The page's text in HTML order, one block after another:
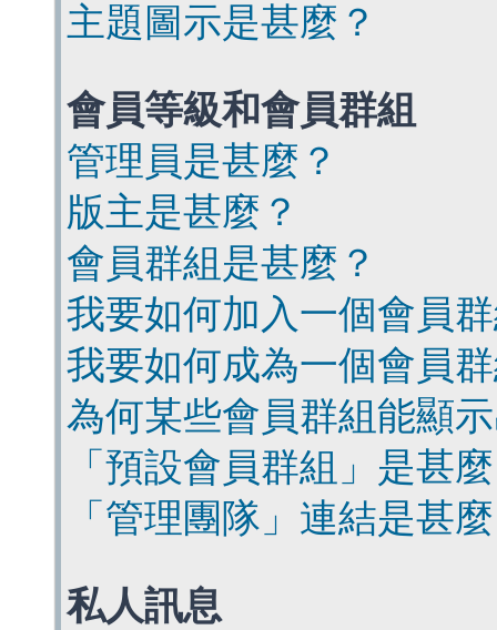
主題圖示是甚麼？
會員等級和會員群組
管理員是甚麼？
版主是甚麼？
會員群組是甚麼？
我要如何加入一個會員
我要如何成為一個會員
為何某些會員群組能顯
「預設會員群組」是甚
「管理團隊」連結是甚
私人訊息